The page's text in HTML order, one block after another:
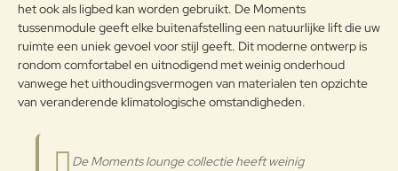
Note:HTML-code wordt niet vertaald!
Waardering:
g:
Slecht Goed
het ook als ligbed kan worden gebruikt. De Moments
tussenmodule geeft elke buitenafstelling een natuurlijke lift die uw
ruimte een uniek gevoel voor stijl geeft. Dit moderne ontwerp is
rondom comfortabel en uitnodigend met weinig onderhoud
vanwege het uithoudingsvermogen van materialen ten opzichte
van veranderende klimatologische omstandigheden.
De Moments lounge collectie heeft weinig